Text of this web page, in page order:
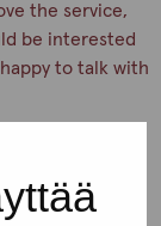
the service,
be interested
to talk with